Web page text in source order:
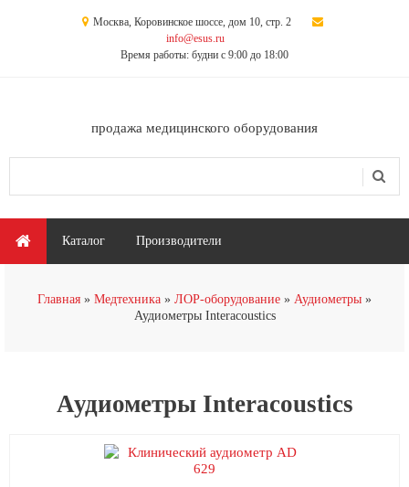
Москва, Коровинское шоссе, дом 10, стр. 2
info@esus.ru
Время работы: будни с 9:00 до 18:00
продажа медицинского оборудования
Главное меню
Каталог Производители
Главная Медтехника ЛОР-оборудование
Аудиометры
Аудиометры Interacoustics
Аудиометры Interacoustics